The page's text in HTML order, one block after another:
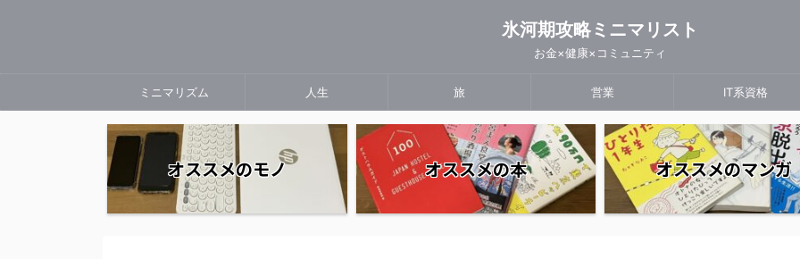
氷河期攻略ミニマリスト
お金×健康×コミュニティ
ミニマリズム 人生 旅 営業 IT系資格
オススメのモノ オススメの本 オススメのマンガ